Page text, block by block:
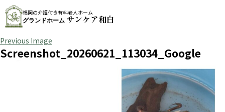
福岡の介護付き有料老人ホーム
グランドホーム サンケア和白
Previous Image
Screenshot_20260621_113034_Google